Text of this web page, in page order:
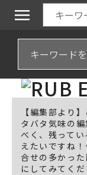
【編集部より
タバタ気味の
べく、残って
えたいですね
合せの多かっ
にしてみてくだ